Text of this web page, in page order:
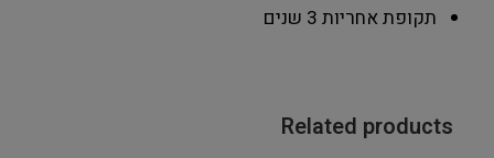
תקופת אחריות 3 שנים
Related products